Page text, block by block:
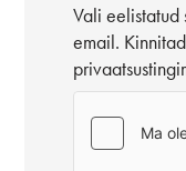
Vali eelistatud
email.